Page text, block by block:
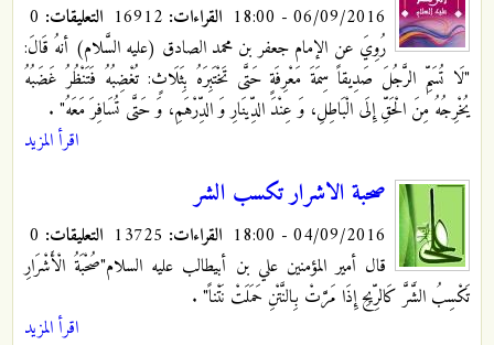
06/09/2016 - 18:00 القراءات: التعليقات:
رُوِيَ عن الإمام جعفر بن محمد الصادق (عليه السَّلام) أنهُ قَالَ:
"لَا تُسَمِّ الرَّجُلَ صَدِيقاً سِمَةَ مَعْرِفَةٍ حَتَّى تَخْتَبِرَهُ بِثَلَاثٍ: تُغْضِبُهُ فَتَنْظُرُ غَضَبُهُ
يُخْرِجُهُ مِنَ الْحَقِّ إِلَى الْبَاطِلِ، وَ عِنْدَ الدِّينَارِ وَ الدِّرْهَمِ‏، وَ حَتَّى تُسَافِرَ مَعَهُ" .
اقرأ المزيد
صحبة الاشرار تكسب الشر
04/09/2016 - 18:00 القراءات: التعليقات:
قال أمير المؤمنين علي بن أبي‏طالب عليه السلام"صُحْبَةُ الْأَشْرَارِ
تَكْسِبُ الشَّرَّ كَالرِّيحِ إِذَا مَرَّتْ بِالنَّتْنِ حَمَلَتْ نَتْناً" .
اقرأ المزيد